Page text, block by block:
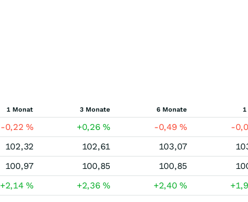
1 Monat 3 Monate 6 Monate 1
-0,22% +0,26% -0,49% -
102,32 102,61 103,07
100,97 100,85 100,85
+2,14% +2,36% +2,40%